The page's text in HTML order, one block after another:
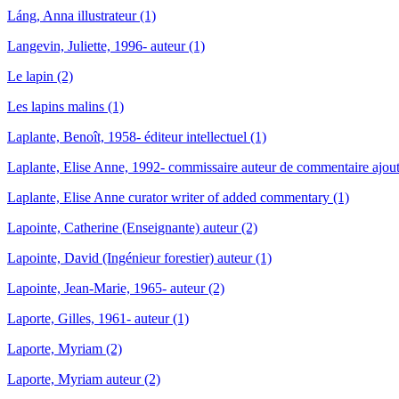
Láng, Anna illustrateur (1)
Langevin, Juliette, 1996- auteur (1)
Le lapin (2)
Les lapins malins (1)
Laplante, Benoît, 1958- éditeur intellectuel (1)
Laplante, Elise Anne, 1992- commissaire auteur de commentaire
Laplante, Elise Anne curator writer of added commentary (1)
Lapointe, Catherine (Enseignante) auteur (2)
Lapointe, David (Ingénieur forestier) auteur (1)
Lapointe, Jean-Marie, 1965- auteur (2)
Laporte, Gilles, 1961- auteur (1)
Laporte, Myriam (2)
Laporte, Myriam auteur (2)